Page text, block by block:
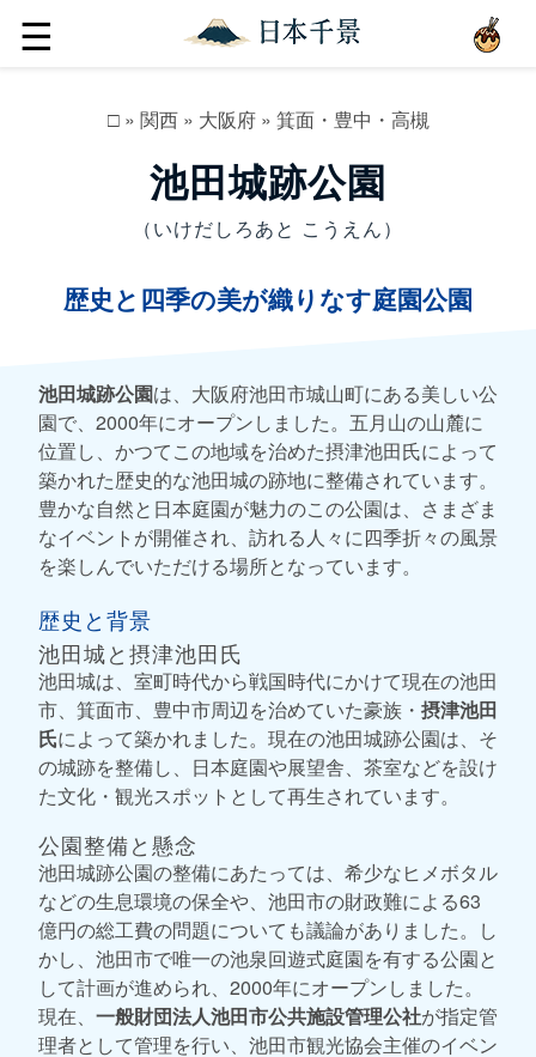
☰
□» 関西» 大阪府» 箕面・豊中・高槻
池田城跡公園
（いけだしろあと こうえん）
歴史と四季の美が織りなす庭園公園
池田城跡公園は、大阪府池田市城山町にある美しい公
園で、2000年にオープンしました。五月山の山麓に
位置し、かつてこの地域を治めた摂津池田氏によって
築かれた歴史的な池田城の跡地に整備されています。
豊かな自然と日本庭園が魅力のこの公園は、さまざま
なイベントが開催され、訪れる人々に四季折々の風景
を楽しんでいただける場所となっています。
歴史と背景
池田城と摂津池田氏
池田城は、室町時代から戦国時代にかけて現在の池田
市、箕面市、豊中市周辺を治めていた豪族・ 摂津池田
氏によって築かれました。現在の池田城跡公園は、そ
の城跡を整備し、日本庭園や展望舎、茶室などを設け
た文化・観光スポットとして再生されています。
公園整備と懸念
池田城跡公園の整備にあたっては、希少なヒメボタル
などの生息環境の保全や、池田市の財政難による63
億円の総工費の問題についても議論がありました。し
かし、池田市で唯一の池泉回遊式庭園を有する公園と
して計画が進められ、2000年にオープンしました。
現在、 一般財団法人池田市公共施設管理公社が指定管
理者として管理を行い、池田市観光協会主催のイベン